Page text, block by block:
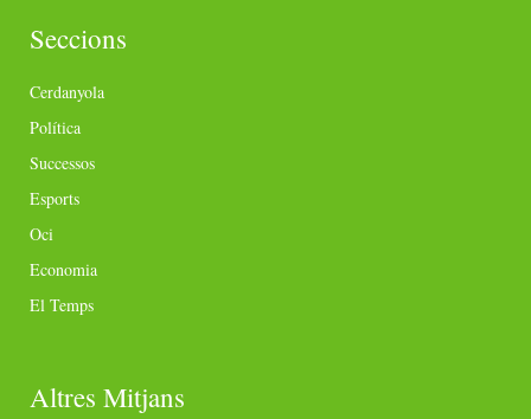
Seccions
Cerdanyola
Política
Successos
Esports
Oci
Economia
El Temps
Altres Mitjans